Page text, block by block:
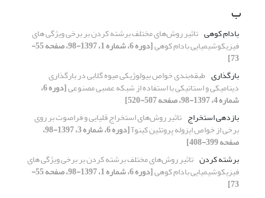
ب
بادام کوهی تاثیر روش‌های مختلف برشته کردن بر برخی ویژگی های
فیزیکوشیمیایی بادام کوهی [دوره 6، شماره 1، 1397-98، صفحه 55-
73]
بارگذاری طبقه‌بندی خواص بیولوژیکی میوه گلابی در بارگذاری
دینامیکی و استاتیکی با استفاده از شبکه عصبی مصنوعی [دوره 6،
شماره 4، 1397-98، صفحه 507-520]
بازدهی استخراج تاثیر روش‌های استخراج قلیایی و فراصوت بر روی
برخی از خواص ایزوله پروتئین کینوآ [دوره 6، شماره 3، 1397-98،
صفحه 399-408]
برشته کردن تاثیر روش‌های مختلف برشته کردن بر برخی ویژگی های
فیزیکوشیمیایی بادام کوهی [دوره 6، شماره 1، 1397-98، صفحه 55-
73]